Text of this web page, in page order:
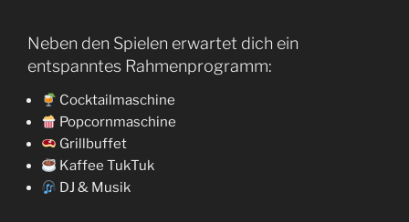
Neben den Spielen erwartet dich ein
entspanntes Rahmenprogramm:
Cocktailmaschine
Popcornmaschine
Grillbuffet
Kaffee TukTuk
DJ & Musik